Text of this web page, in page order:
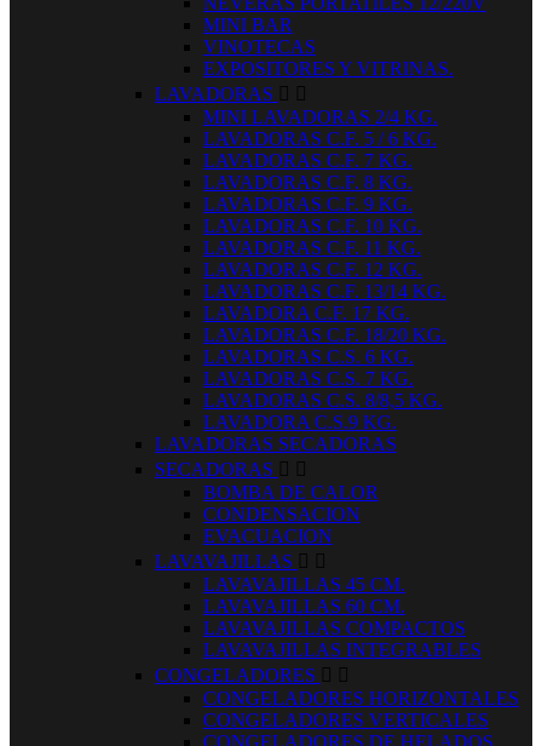
MINI BAR
VINOTECAS
EXPOSITORES Y VITRINAS.
LAVADORAS  
MINI LAVADORAS 2/4 KG.
LAVADORAS C.F. 5 / 6 KG.
LAVADORAS C.F. 7 KG.
LAVADORAS C.F. 8 KG.
LAVADORAS C.F. 9 KG.
LAVADORAS C.F. 10 KG.
LAVADORAS C.F. 11 KG.
LAVADORAS C.F. 12 KG.
LAVADORAS C.F. 13/14 KG.
LAVADORA C.F. 17 KG.
LAVADORAS C.F. 18/20 KG.
LAVADORAS C.S. 6 KG.
LAVADORAS C.S. 7 KG.
LAVADORAS C.S. 8/8,5 KG.
LAVADORA C.S.9 KG.
LAVADORAS SECADORAS
SECADORAS  
BOMBA DE CALOR
CONDENSACION
EVACUACION
LAVAVAJILLAS  
LAVAVAJILLAS 45 CM.
LAVAVAJILLAS 60 CM.
LAVAVAJILLAS COMPACTOS
LAVAVAJILLAS INTEGRABLES
CONGELADORES  
CONGELADORES HORIZONTALES
CONGELADORES VERTICALES
CONGELADORES DE HELADOS